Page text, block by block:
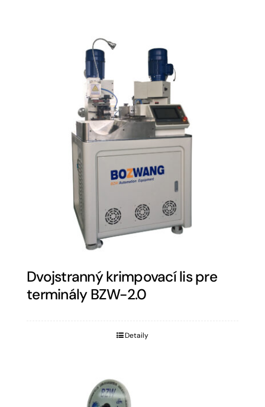
Dvojstranný krimpovací lis pre
terminály BZW-2.0
Detaily